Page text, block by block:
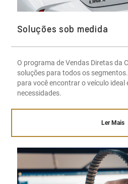
Soluções sob medida
O programa de Vendas Diretas da
soluções para todos os
para você encontrar o veículo ideal
necessidades.
Ler Mais